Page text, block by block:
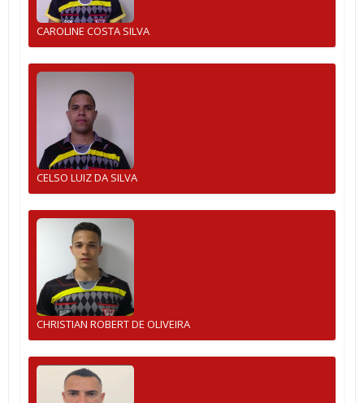
CAROLINE COSTA SILVA
CELSO LUIZ DA SILVA
CHRISTIAN ROBERT DE OLIVEIRA